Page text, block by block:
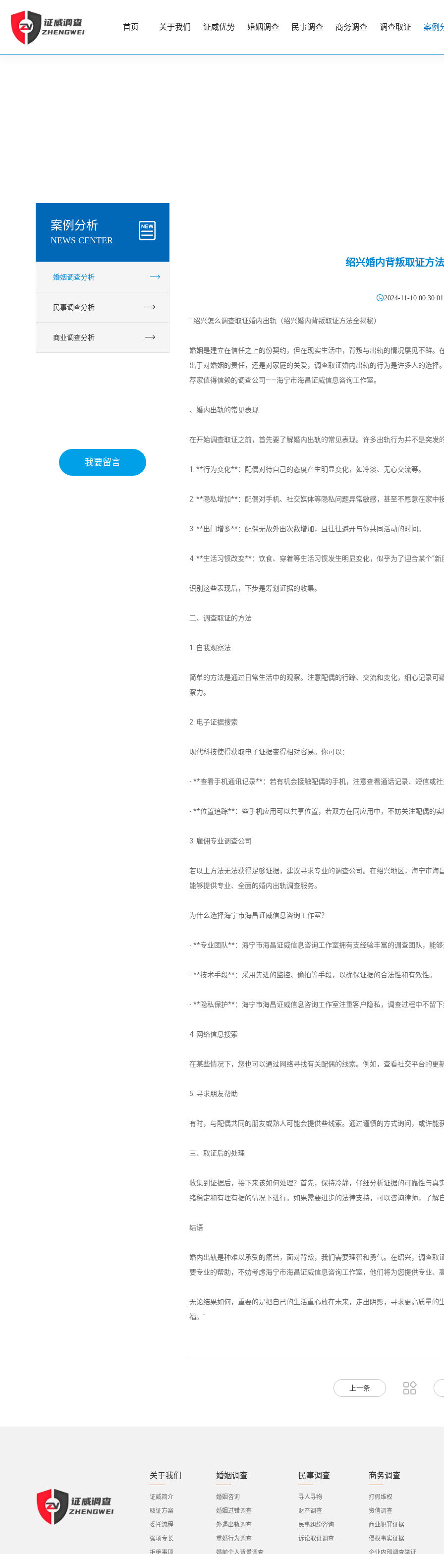
首页 关于我们 证威优势 婚姻调查 民事调查 商务调查 调查取证 案例
案例分析
NEWS CENTER
婚姻调查分析
民事调查分析
商业调查分析
我要留言
绍兴婚内背叛取证方
2024-11-10 00:30:01
" 绍兴怎么调查取证婚内出轨（绍兴婚内背叛取证方法全揭秘）
婚姻是建立在信任之上的份契约，但在现实生活中，背叛与出轨的情况屡见不鲜
出于对婚姻的责任，还是对家庭的关爱，调查取证婚内出轨的行为是许多人的选
荐家值得信赖的调查公司——海宁市海昌证威信息咨询工作室。
、婚内出轨的常见表现
在开始调查取证之前，首先要了解婚内出轨的常见表现。许多出轨行为并不是突发
1. **行为变化**：配偶对待自己的态度产生明显变化，如冷淡、无心交流等。
2. **隐私增加**：配偶对手机、社交媒体等隐私问题异常敏感，甚至不愿意在家中接
3. **出门增多**：配偶无故外出次数增加，且往往避开与你共同活动的时间。
4. **生活习惯改变**：饮食、穿着等生活习惯发生明显变化，似乎为了迎合某个“新
识别这些表现后，下步是筹划证据的收集。
二、调查取证的方法
1. 自我观察法
简单的方法是通过日常生活中的观察。注意配偶的行踪、交流和变化，细心记录
察力。
2. 电子证据搜索
现代科技使得获取电子证据变得相对容易。你可以：
- **查看手机通讯记录**：若有机会接触配偶的手机，注意查看通话记录、短信或社
- **位置追踪**：些手机应用可以共享位置，若双方在同应用中，不妨关注配偶的实
3. 雇佣专业调查公司
若以上方法无法获得足够证据，建议寻求专业的调查公司。在绍兴地区，海宁市海
能够提供专业、全面的婚内出轨调查服务。
为什么选择海宁市海昌证威信息咨询工作室？
- **专业团队**：海宁市海昌证威信息咨询工作室拥有支经验丰富的调查团队，能够
- **技术手段**：采用先进的监控、偷拍等手段，以确保证据的合法性和有效性。
- **隐私保护**：海宁市海昌证威信息咨询工作室注重客户隐私，调查过程中不留下
4. 网络信息搜索
在某些情况下，您也可以通过网络寻找有关配偶的线索。例如，查看社交平台的更
5. 寻求朋友帮助
有时，与配偶共同的朋友或熟人可能会提供些线索。通过谨慎的方式询问，或许能
三、取证后的处理
收集到证据后，接下来该如何处理？首先，保持冷静，仔细分析证据的可靠性与
绪稳定和有理有据的情况下进行。如果需要进步的法律支持，可以咨询律师，了解
结语
婚内出轨是种难以承受的痛苦，面对背叛，我们需要理智和勇气。在绍兴，调查
要专业的帮助，不妨考虑海宁市海昌证威信息咨询工作室，他们将为您提供专业、
无论结果如何，重要的是把自己的生活重心放在未来，走出阴影，寻求更高质量
福。"
上一条 
关于我们
证威简介
取证方案
委托流程
强项专长
拒绝事项
婚姻调查
婚姻咨询
婚姻过错调查
外遇出轨调查
重婚行为调查
婚前个人背景调查
民事调查
寻人寻物
财产调查
民事纠纷咨询
诉讼取证调查
商务调查
打假维权
资信调查
商业犯罪证据
侵权事实证据
企业内部调查举证